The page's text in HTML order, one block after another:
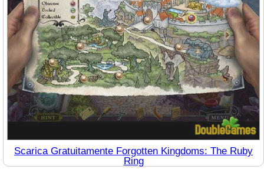
Scarica Gratuitamente Forgotten Kingdoms: The Ruby
Ring